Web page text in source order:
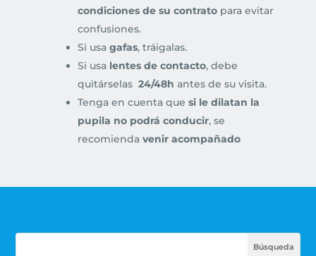
condiciones de su contratopara evitar
confusiones.
Si usa gafas, tráigalas.
Si usa lentes de contacto, debe
quitárselas 24/48h antes de su visita.
Tenga en cuenta que si le dilatan la
pupila no podrá conducir, se
recomienda venir acompañado